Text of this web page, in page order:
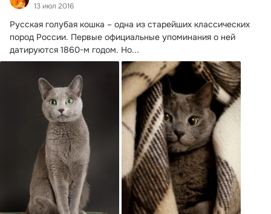
13 июл 2016
Русская голубая кошка – одна из старейших классических
пород России. Первые официальные упоминания о ней
датируются 1860-м годом. Но...